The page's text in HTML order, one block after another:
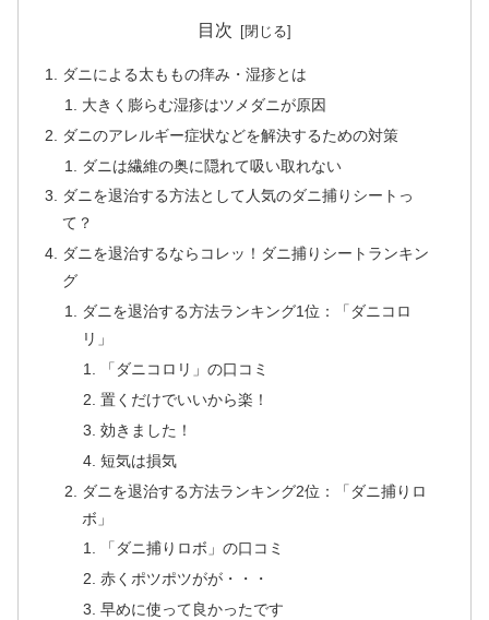
目次
ダニによる太ももの痒み・湿疹とは
大きく膨らむ湿疹はツメダニが原因
ダニのアレルギー症状などを解決するための対策
ダニは繊維の奥に隠れて吸い取れない
ダニを退治する方法として人気のダニ捕りシートっ
て？
ダニを退治するならコレッ！ダニ捕りシートランキン
グ
ダニを退治する方法ランキング1位：「ダニコロ
リ」
「ダニコロリ」の口コミ
置くだけでいいから楽！
効きました！
短気は損気
ダニを退治する方法ランキング2位：「ダニ捕りロ
ボ」
「ダニ捕りロボ」の口コミ
赤くポツポツがが・・・
早めに使って良かったです